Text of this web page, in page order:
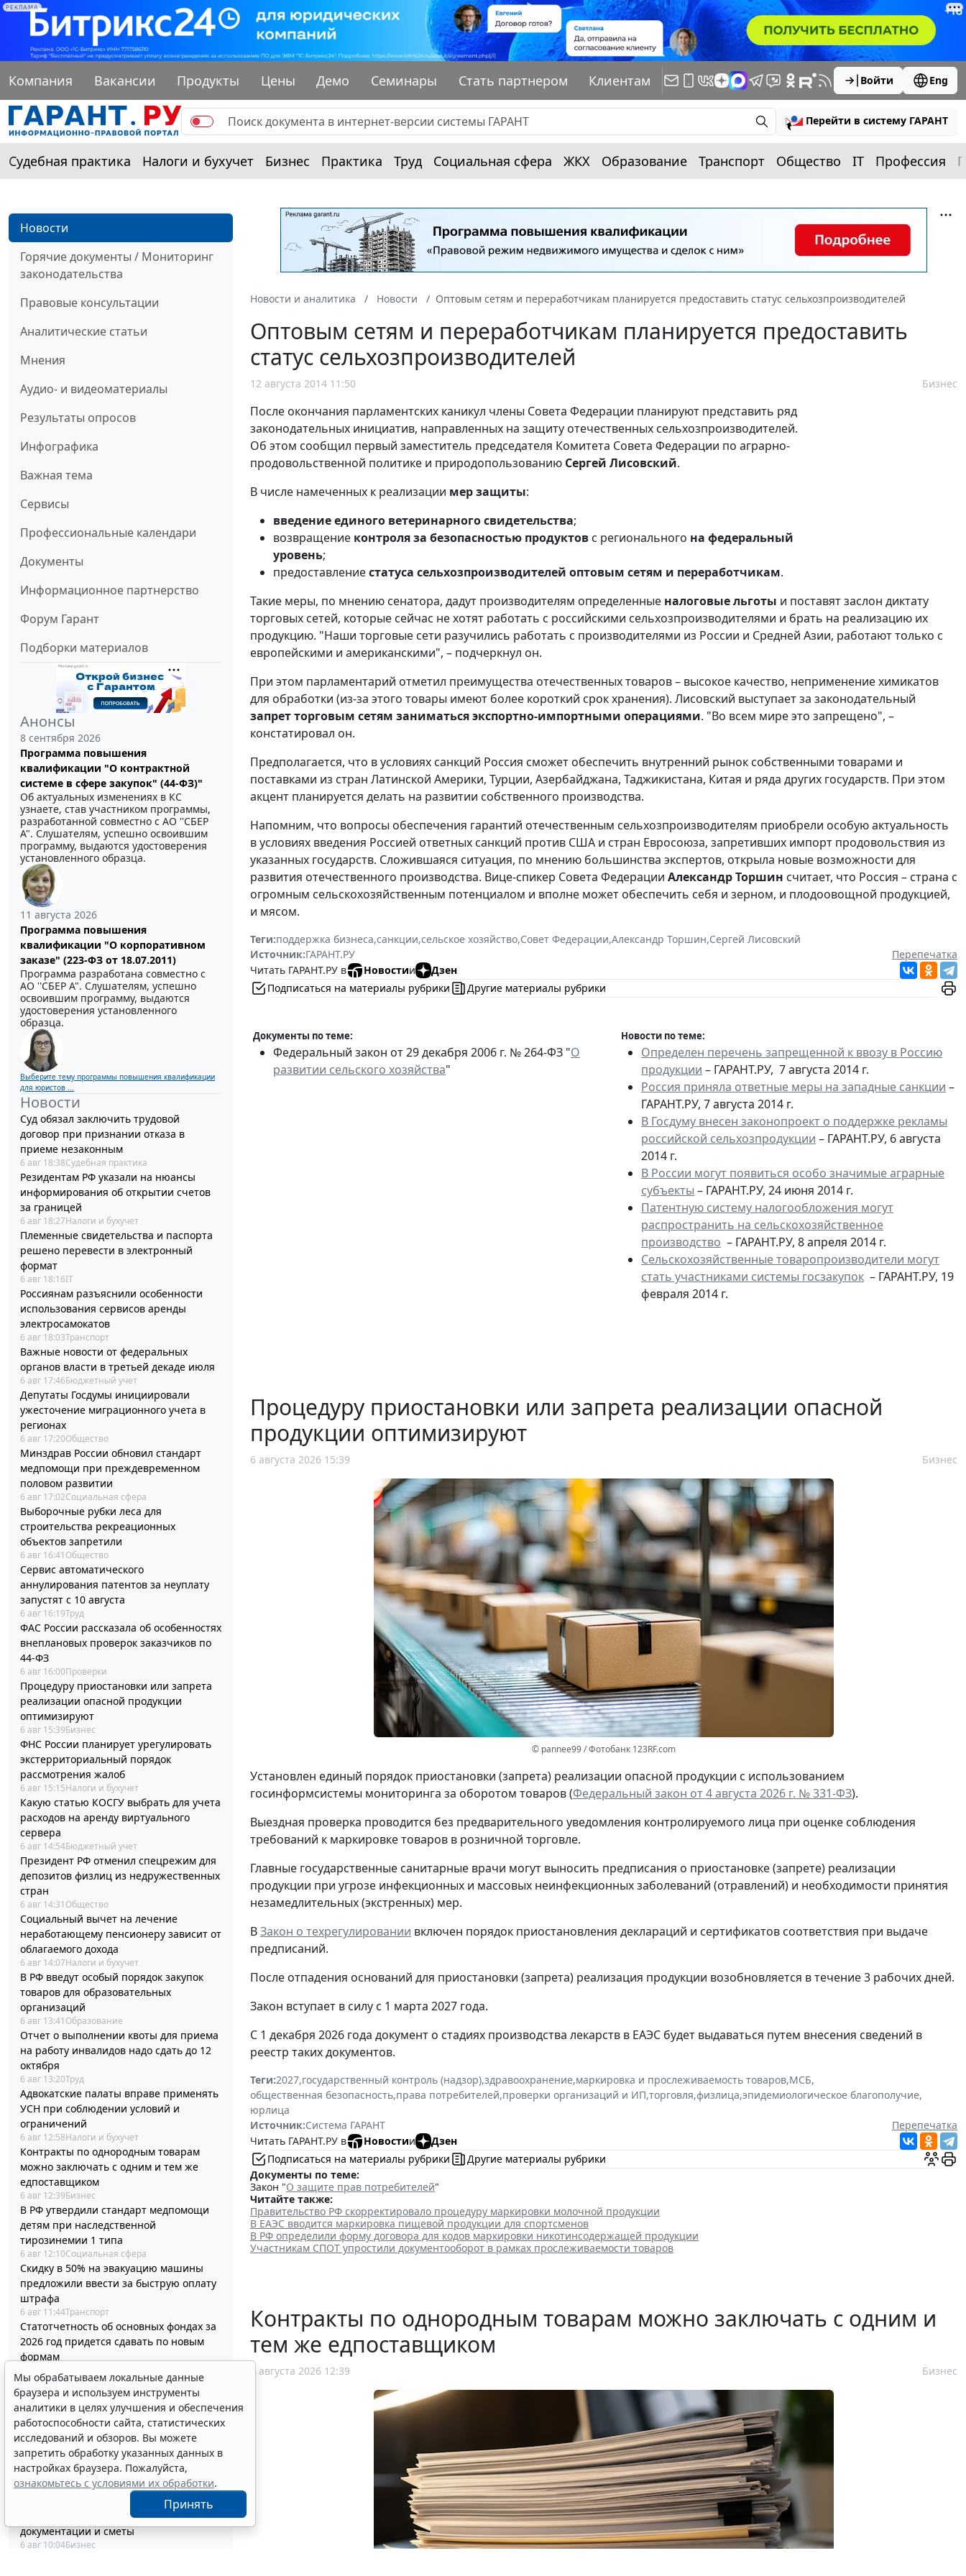
РЕКЛАМА
Компания Вакансии Продукты Цены Демо Семинары Стать партнером Клиентам Войти Eng
Перейти в систему ГАРАНТ
Судебная практика Налоги и бухучет Бизнес Практика Труд Социальная сфера ЖКХ Образование Транспорт Общество IT Профессия
Новости
Горячие документы / Мониторинг
законодательства
Правовые консультации
Аналитические статьи
Мнения
Аудио- и видеоматериалы
Результаты опросов
Инфографика
Важная тема
Сервисы
Профессиональные календари
Документы
Информационное партнерство
Форум Гарант
Подборки материалов
Анонсы
8 сентября 2026
Программа повышения
квалификации "О контрактной
системе в сфере закупок" (44-ФЗ)"
Об актуальных изменениях в КС
узнаете, став участником программы,
разработанной совместно с АО ''СБЕР
А". Слушателям, успешно освоившим
программу, выдаются удостоверения
установленного образца.
11 августа 2026
Программа повышения
квалификации "О корпоративном
заказе" (223-ФЗ от 18.07.2011)
Программа разработана совместно с
АО ''СБЕР А". Слушателям, успешно
освоившим программу, выдаются
удостоверения установленного
образца.
Выберите тему программы повышения квалификации
для юристов ...
Новости
Суд обязал заключить трудовой
договор при признании отказа в
приеме незаконным
6 авг 18:38Судебная практика
Резидентам РФ указали на нюансы
информирования об открытии счетов
за границей
6 авг 18:27Налоги и бухучет
Племенные свидетельства и паспорта
решено перевести в электронный
формат
6 авг 18:16IT
Россиянам разъяснили особенности
использования сервисов аренды
электросамокатов
6 авг 18:03Транспорт
Важные новости от федеральных
органов власти в третьей декаде июля
6 авг 17:46Бюджетный учет
Депутаты Госдумы инициировали
ужесточение миграционного учета в
регионах
6 авг 17:20Общество
Минздрав России обновил стандарт
медпомощи при преждевременном
половом развитии
6 авг 17:02Социальная сфера
Выборочные рубки леса для
строительства рекреационных
объектов запретили
6 авг 16:41 Общество
Сервис автоматического
аннулирования патентов за неуплату
запустят с 10 августа
6 авг 16:19Труд
ФАС России рассказала об особенностях
внеплановых проверок заказчиков по
44-ФЗ
6 авг 16:00Проверки
Процедуру приостановки или запрета
реализации опасной продукции
оптимизируют
6 авг 15:39Бизнес
ФНС России планирует урегулировать
экстерриториальный порядок
рассмотрения жалоб
6 авг 15:15Налоги и бухучет
Какую статью КОСГУ выбрать для учета
расходов на аренду виртуального
сервера
6 авг 14:54Бюджетный учет
Президент РФ отменил спецрежим для
депозитов физлиц из недружественных
стран
6 авг 14:31 Общество
Социальный вычет на лечение
неработающему пенсионеру зависит от
облагаемого дохода
6 авг 14:07Налоги и бухучет
В РФ введут особый порядок закупок
товаров для образовательных
организаций
6 авг 13:41 Образование
Отчет о выполнении квоты для приема
на работу инвалидов надо сдать до 12
октября
6 авг 13:20Труд
Адвокатские палаты вправе применять
УСН при соблюдении условий и
ограничений
6 авг 12:58Налоги и бухучет
Контракты по однородным товарам
можно заключать с одним и тем же
едпоставщиком
6 авг 12:39Бизнес
В РФ утвердили стандарт медпомощи
детям при наследственной
тирозинемии 1 типа
6 авг 12:10Социальная сфера
Скидку в 50% на эвакуацию машины
предложили ввести за быструю оплату
штрафа
6 авг 11:44Транспорт
Статотчетность об основных фондах за
2026 год придется сдавать по новым
формам
Суд поддержал снижение работнику
премии к профессиональному
празднику
6 авг 10:58Судебная практика
Бензин экологических классов
Евро-2/3/4 разрешили продавать до 1
июля 2027 года
6 авг 10:33Транспорт
Минстрой России разъяснил порядок
корректировки проектной
документации и сметы
6 авг 10:04Бизнес
Новости и аналитика Новости Оптовым сетям и переработчикам планируется предоставить статус сельхозпроизводителей
Оптовым сетям и переработчикам планируется предоставить
статус сельхозпроизводителей
12 августа 2014 11:50 Бизнес
После окончания парламентских каникул члены Совета Федерации планируют представить ряд
законодательных инициатив, направленных на защиту отечественных сельхозпроизводителей.
Об этом сообщил первый заместитель председателя Комитета Совета Федерации по аграрно-
продовольственной политике и природопользованию Сергей Лисовский.
В числе намеченных к реализации мер защиты:
введение единого ветеринарного свидетельства;
возвращение контроля за безопасностью продуктов с регионального на федеральный
уровень;
предоставлениестатуса сельхозпроизводителей оптовым сетям и переработчикам.
Такие меры, по мнению сенатора, дадут производителям определенные налоговые льготы и поставят заслон диктату
торговых сетей, которые сейчас не хотят работать с российскими сельхозпроизводителями и брать на реализацию их
продукцию. "Наши торговые сети разучились работать с производителями из России и Средней Азии, работают только с
европейскими и американскими", – подчеркнул он.
При этом парламентарий отметил преимущества отечественных товаров – высокое качество, неприменение химикатов
для обработки (из-за этого товары имеют более короткий срок хранения). Лисовский выступает за законодательный
запрет торговым сетям заниматься экспортно-импортными операциями. "Во всем мире это запрещено", –
констатировал он.
Предполагается, что в условиях санкций Россия сможет обеспечить внутренний рынок собственными товарами и
поставками из стран Латинской Америки, Турции, Азербайджана, Таджикистана, Китая и ряда других государств. При этом
акцент планируется делать на развитии собственного производства.
Напомним, что вопросы обеспечения гарантий отечественным сельхозпроизводителям приобрели особую актуальность
в условиях введения Россией ответных санкций против США и стран Евросоюза, запретивших импорт продовольствия из
указанных государств. Сложившаяся ситуация, по мнению большинства экспертов, открыла новые возможности для
развития отечественного производства. Вице-спикер Совета Федерации Александр Торшин считает, что Россия – страна с
огромным сельскохозяйственным потенциалом и вполне может обеспечить себя и зерном, и плодоовощной продукцией,
и мясом.
Теги:поддержка бизнеса,санкции,сельское хозяйство,Совет Федерации,Александр Торшин,Сергей Лисовский
Источник:ГАРАНТ.РУ
Перепечатка
Читать ГАРАНТ.РУ в
Новостии
Дзен
Подписаться на материалы рубрики
Другие материалы рубрики
Документы по теме: Новости по теме:
Федеральный закон от 29 декабря 2006 г. № 264-ФЗ "О
развитии сельского хозяйства"
Определен перечень запрещенной к ввозу в Россию
продукции – ГАРАНТ.РУ, 7 августа 2014 г.
Россия приняла ответные меры на западные санкции –
ГАРАНТ.РУ, 7 августа 2014 г.
В Госдуму внесен законопроект о поддержке рекламы
российской сельхозпродукции – ГАРАНТ.РУ, 6 августа
2014 г.
В России могут появиться особо значимые аграрные
субъекты – ГАРАНТ.РУ, 24 июня 2014 г.
Патентную систему налогообложения могут
распространить на сельскохозяйственное
производство – ГАРАНТ.РУ, 8 апреля 2014 г.
Сельскохозяйственные товаропроизводители могут
стать участниками системы госзакупок – ГАРАНТ.РУ, 19
февраля 2014 г.
Процедуру приостановки или запрета реализации опасной
продукции оптимизируют
6 августа 2026 15:39 Бизнес
© pannee99 / Фотобанк 123RF.com
Установлен единый порядок приостановки (запрета) реализации опасной продукции с использованием
госинформсистемы мониторинга за оборотом товаров (Федеральный закон от 4 августа 2026 г. № 331-ФЗ).
Выездная проверка проводится без предварительного уведомления контролируемого лица при оценке соблюдения
требований к маркировке товаров в розничной торговле.
Главные государственные санитарные врачи могут выносить предписания о приостановке (запрете) реализации
продукции при угрозе инфекционных и массовых неинфекционных заболеваний (отравлений) и необходимости принятия
незамедлительных (экстренных) мер.
ВЗакон о техрегулировании включен порядок приостановления деклараций и сертификатов соответствия при выдаче
предписаний.
После отпадения оснований для приостановки (запрета) реализация продукции возобновляется в течение 3 рабочих дней.
Закон вступает в силу с 1 марта 2027 года.
С 1 декабря 2026 года документ о стадиях производства лекарств в ЕАЭС будет выдаваться путем внесения сведений в
реестр таких документов.
Теги:2027,государственный контроль (надзор),здравоохранение,маркировка и прослеживаемость товаров,МСБ,
общественная безопасность,права потребителей,проверки организаций и ИП,торговля,физлица,эпидемиологическое благополучие,
юрлица
Источник:Система ГАРАНТ
Перепечатка
Читать ГАРАНТ.РУ в
Новостии
Дзен
Подписаться на материалы рубрики
Другие материалы рубрики
Документы по теме:
Закон "О защите прав потребителей"
Читайте также:
Правительство РФ скорректировало процедуру маркировки молочной продукции
В ЕАЭС вводится маркировка пищевой продукции для спортсменов
В РФ определили форму договора для кодов маркировки никотинсодержащей продукции
Участникам СПОТ упростили документооборот в рамках прослеживаемости товаров
Контракты по однородным товарам можно заключать с одним и
тем же едпоставщиком
6 августа 2026 12:39 Бизнес
Мы обрабатываем локальные данные
браузера и используем инструменты
аналитики в целях улучшения и обеспечения
работоспособности сайта, статистических
исследований и обзоров. Вы можете
запретить обработку указанных данных в
настройках браузера. Пожалуйста,
ознакомьтесь с условиями их обработки.
Принять